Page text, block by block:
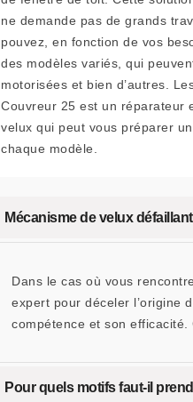
ne demande pas de grands
pouvez, en fonction de vos
des modèles variés, qui
motorisées et bien d’autres.
Couvreur 25 est un réparateur
velux qui peut vous préparer
chaque modèle.
Mécanisme de velux
Dans le cas où vous
expert pour déceler l’origine
compétence et son
Pour quels motifs faut-il